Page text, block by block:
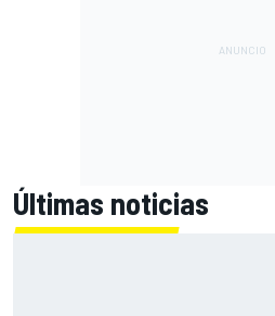
Últimas noticias